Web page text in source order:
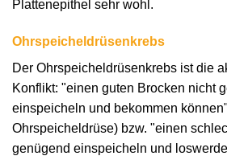
Plattenepithel sehr wohl.
Ohrspeicheldrüsenkrebs
Der Ohrspeicheldrüsenkrebs ist die
Konflikt: "einen guten Brocken nicht
einspeicheln und bekommen
Ohrspeicheldrüse) bzw. "einen
genügend einspeicheln und